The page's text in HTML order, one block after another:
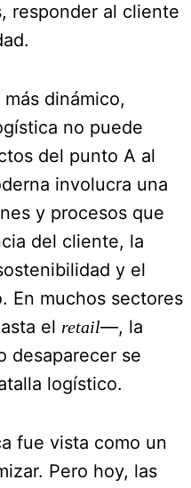
responder al cliente
dinámico,
no puede
del punto A al
involucra una
y procesos que
del cliente, la
y el
En muchos sectores
el retail—, la
desaparecer se
logístico.
fue vista como un
Pero hoy, las